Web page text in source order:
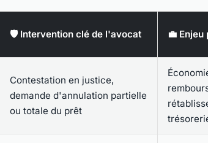
🛡️ Intervention clé de l'avocat 💼
Contestation en justice,
demande d'annulation partielle
ou totale du prêt